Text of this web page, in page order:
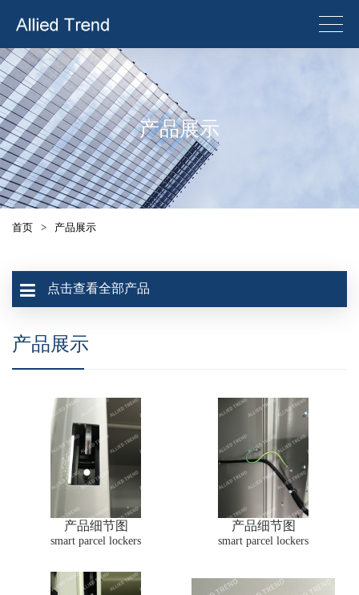
产品展示
首页 > 产品展示
点击查看全部产品
产品展示
产品细节图
smart parcel lockers
产品细节图
smart parcel lockers